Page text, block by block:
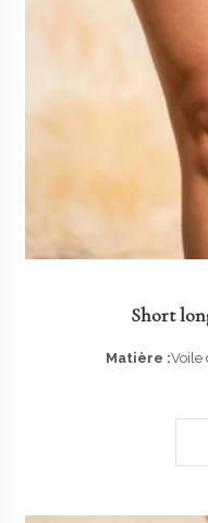
Short
Matière :Voile